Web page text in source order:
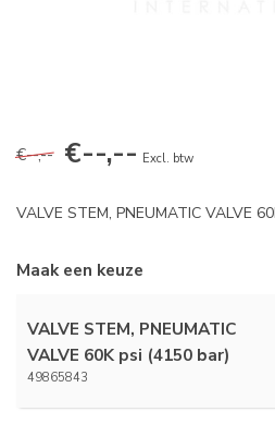
€--,-- €--,-- Excl. btw
VALVE STEM, PNEUMATIC VALVE
Maak een keuze
VALVE STEM, PNEUMATIC
VALVE 60K psi (4150 bar)
49865843